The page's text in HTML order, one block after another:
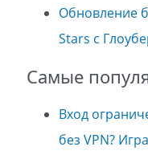
Обновление
Stars с
Самые
Вход
без VPN?